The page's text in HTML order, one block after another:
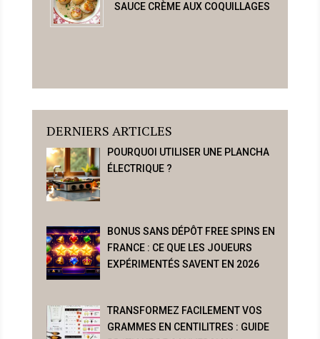
SAUCE CRÈME AUX COQUILLAGES
DERNIERS ARTICLES
POURQUOI UTILISER UNE PLANCHA
ÉLECTRIQUE ?
BONUS SANS DÉPÔT FREE SPINS EN
FRANCE : CE QUE LES JOUEURS
EXPÉRIMENTÉS SAVENT EN 2026
TRANSFORMEZ FACILEMENT VOS
GRAMMES EN CENTILITRES : GUIDE